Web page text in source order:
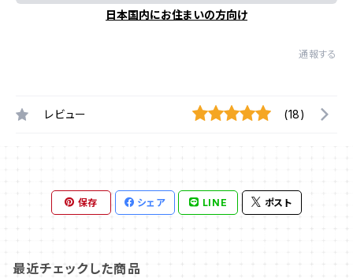
日本国内にお住まいの方向け
通報する
レビュー (18)
保存 シェア LINE ポスト
最近チェックした商品